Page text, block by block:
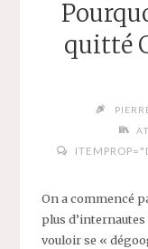
quitté
On a commencé
plus
vouloir se «